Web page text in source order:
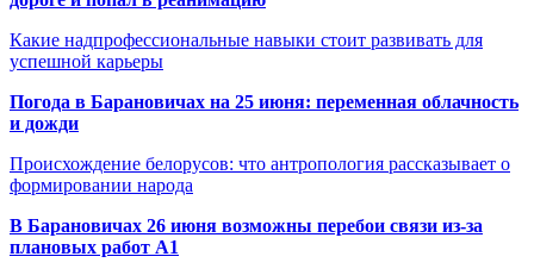
Какие надпрофессиональные навыки стоит развивать для
успешной карьеры
Погода в Барановичах на 25 июня: переменная облачность
и дожди
Происхождение белорусов: что антропология рассказывает о
формировании народа
В Барановичах 26 июня возможны перебои связи из-за
плановых работ A1